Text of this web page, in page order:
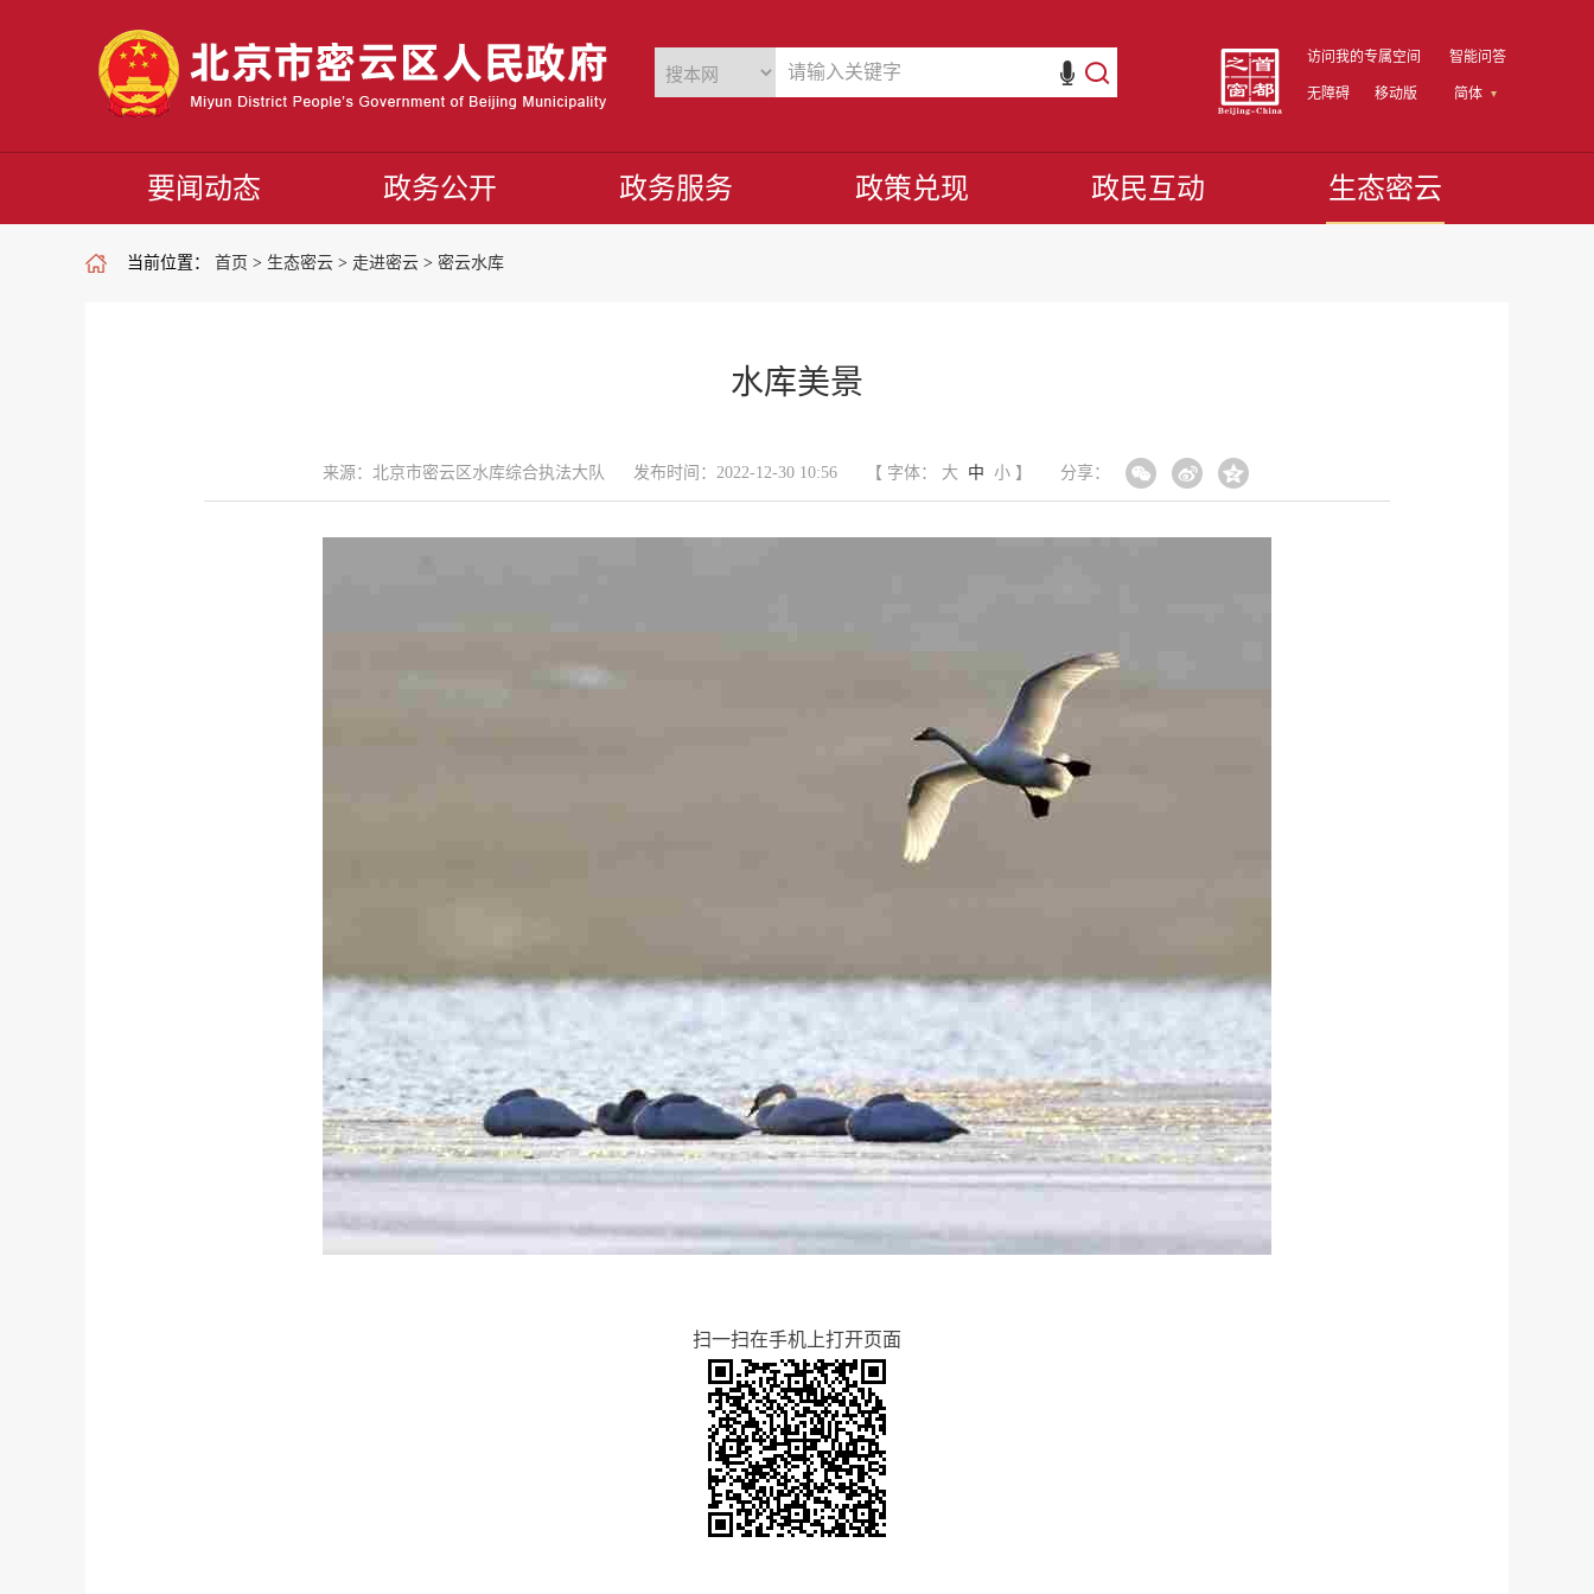
访问我的专属空间 智能问答
无障碍 移动版 简体
要闻动态 政务公开 政务服务 政策兑现 政民互动 生态密云
当前位置： 首页 > 生态密云 > 走进密云 > 密云水库
水库美景
来源：北京市密云区水库综合执法大队 发布时间：2022-12-30 10:56 【 字体： 大 中 小】 分享：
扫一扫在手机上打开页面